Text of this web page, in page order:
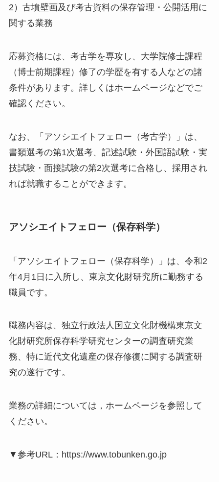
2）古墳壁画及び考古資料の保存管理・公開活用に
関する業務
応募資格には、考古学を専攻し、大学院修士課程
（博士前期課程）修了の学歴を有する人などの諸
条件があります。詳しくはホームページなどでご
確認ください。
なお、「アソシエイトフェロー（考古学）」は、
書類選考の第1次選考、記述試験・外国語試験・実
技試験・面接試験の第2次選考に合格し、採用され
れば就職することができます。
アソシエイトフェロー（保存科学）
「アソシエイトフェロー（保存科学）」は、令和2
年4月1日に入所し、東京文化財研究所に勤務する
職員です。
職務内容は、独立行政法人国立文化財機構東京文
化財研究所保存科学研究センターの調査研究業
務、特に近代文化遺産の保存修復に関する調査研
究の遂行です。
業務の詳細については，ホームページを参照して
ください。
▼参考URL：https://www.tobunken.go.jp